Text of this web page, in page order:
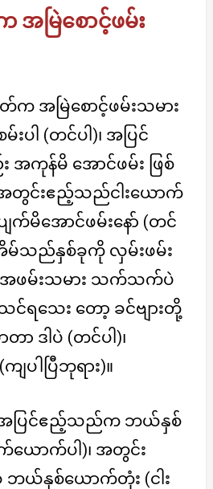
မြဲစောင့်ဖမ်း
က အမြဲစောင့်ဖမ်းသမား
ါ (တင်ပါ)၊ အပြင်
န်မိ အောင်ဖမ်း ဖြစ်
အတွင်းဧည့်သည်ငါးယောက်
က်မိအောင်ဖမ်းနော် (တင်
အိမ်သည်နှစ်ခုကို လှမ်းဖမ်း
အဖမ်းသမား သက်သက်ပဲ
င်ရသေး တော့ ခင်ဗျားတို့
ာ ဒါပဲ (တင်ပါ)၊
ပါပြီဘုရား)။
အပြင်ဧည့်သည်က ဘယ်နှစ်
ယောက်ပါ)၊ အတွင်း
နှစ်ယောက်တုံး (ငါး